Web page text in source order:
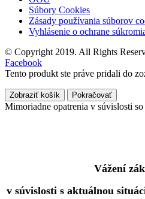
Súbory Cookies
Zásady používania súborov
Vyhlásenie o ochrane
© Copyright 2019. All Rights
Facebook
Tento produkt ste práve pridali do
Zobraziť košík Pokračovať
Mimoriadne opatrenia v súvislosti
Vážení
v súvislosti s aktuálnou